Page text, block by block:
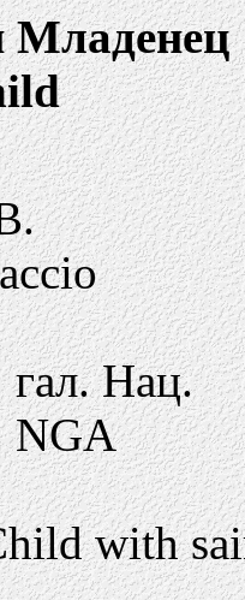
Младенец
Нац.
NGA
with